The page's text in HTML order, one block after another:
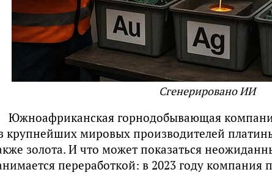
Сгенерировано ИИ
Южноафриканская горнодобывающая
крупнейших мировых производителей
золота. И что может показаться
переработкой: в 2023 году компания